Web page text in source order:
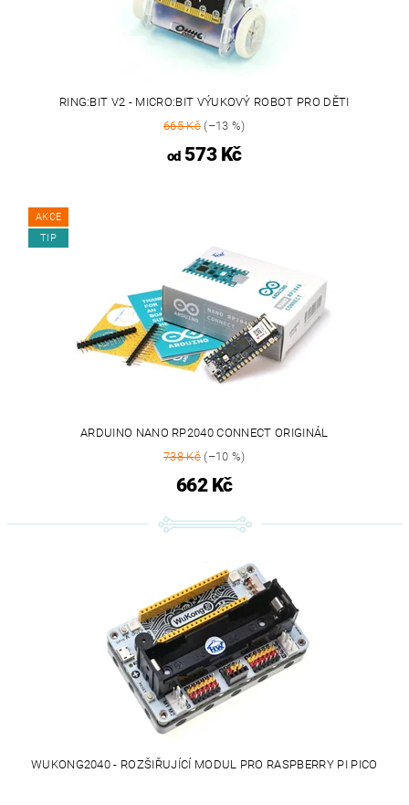
RING:BIT V2 - MICRO:BIT VÝUKOVÝ ROBOT PRO DĚTI
665 Kč(–13 %)
od573 Kč
AKCE
TIP
ARDUINO NANO RP2040 CONNECT ORIGINÁL
738 Kč(–10 %)
662 Kč
WUKONG2040 - ROZŠIŘUJÍCÍ MODUL PRO RASPBERRY PI PICO